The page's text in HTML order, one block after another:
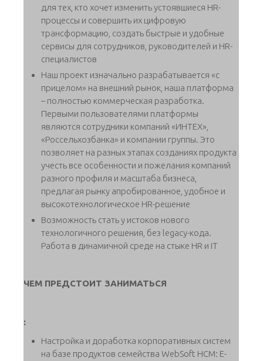
для тех, кто хочет изменить устоявшиеся HR-
процессы и совершить их цифровую
трансформацию, создать быстрые и удобные
сервисы для сотрудников, руководителей и HR-
специалистов
Наш проект изначально разрабатывается «с
прицелом» на внешний рынок, наша платформа
– полностью коммерческая разработка.
Первыми пользователями платформы
являются сотрудники компаний «ИНТЕХ»,
«Россельхозбанка» и компании группы. Это
позволяет на разных этапах созданиях продукта
учесть все особенности и пожелания компаний
разного профиля и масштаба бизнеса,
предлагая рынку апробированное, удобное и
высокотехнологическое HR-решение
Возможность стать у истоков нового
технологичного решения, без legacy-кода.
Работа в динамичной среде на стыке HR и IT
ЧЕМ ПРЕДСТОИТ ЗАНИМАТЬСЯ
:
Настройка и доработка корпоративных систем
на базе продуктов семейства WebSoft HCM: E-